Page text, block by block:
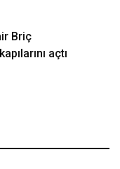
Briç
açtı